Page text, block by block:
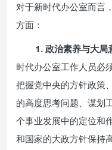
对于新时代办公室而言
方面：
1. 政治素养与大局
时代办公室工作人员必
把握党中央的方针政策
的高度思考问题、谋划
个事业发展中的定位和
和国家的大政方针保持